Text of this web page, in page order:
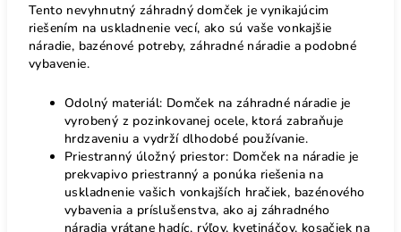
Tento nevyhnutný záhradný domček je vynikajúcim
riešením na uskladnenie vecí, ako sú vaše vonkajšie
náradie, bazénové potreby, záhradné náradie a podobné
vybavenie.
Odolný materiál: Domček na záhradné náradie je
vyrobený z pozinkovanej ocele, ktorá zabraňuje
hrdzaveniu a vydrží dlhodobé používanie.
Priestranný úložný priestor: Domček na náradie je
prekvapivo priestranný a ponúka riešenia na
uskladnenie vašich vonkajších hračiek, bazénového
vybavenia a príslušenstva, ako aj záhradného
náradia vrátane hadíc, rýľov, kvetináčov, kosačiek na